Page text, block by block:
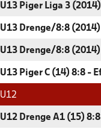
U13 Piger Liga 3
U13 Drenge/8:8 (2014)
U13 Drenge/8:8 (2014)
U13 Piger C (14) 8:8 -
U12
U12 Drenge A1 (15)